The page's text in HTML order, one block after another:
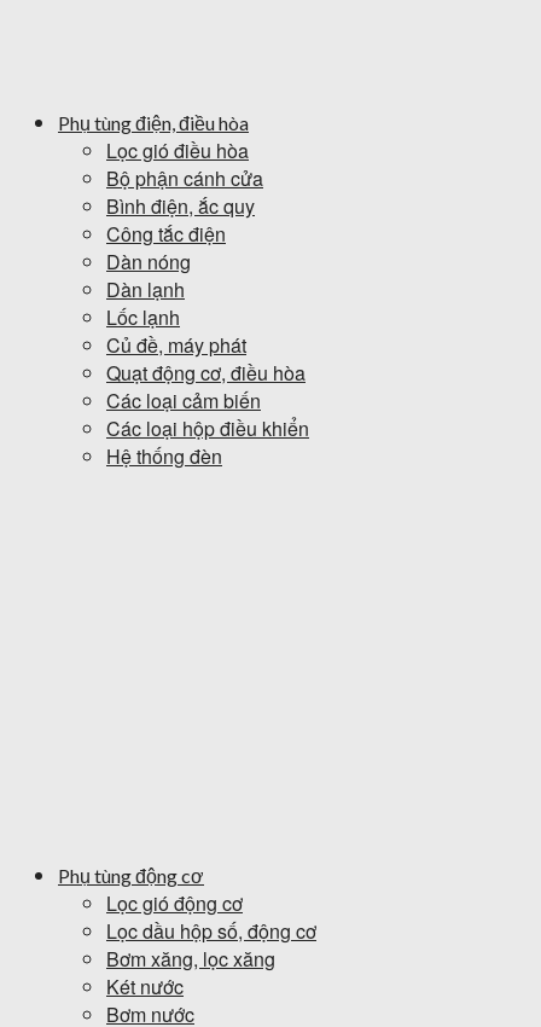
Phụ tùng điện, điều hòa
Lọc gió điều hòa
Bộ phận cánh cửa
Bình điện, ắc quy
Công tắc điện
Dàn nóng
Dàn lạnh
Lốc lạnh
Củ đề, máy phát
Quạt động cơ, điều hòa
Các loại cảm biến
Các loại hộp điều khiển
Hệ thống đèn
Phụ tùng động cơ
Lọc gió động cơ
Lọc dầu hộp số, động cơ
Bơm xăng, lọc xăng
Két nước
Bơm nước